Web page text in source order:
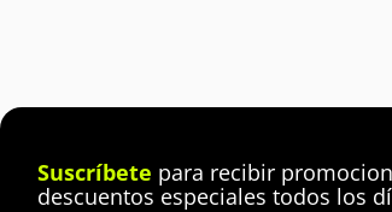
Suscríbete para recibir
descuentos especiales todos los